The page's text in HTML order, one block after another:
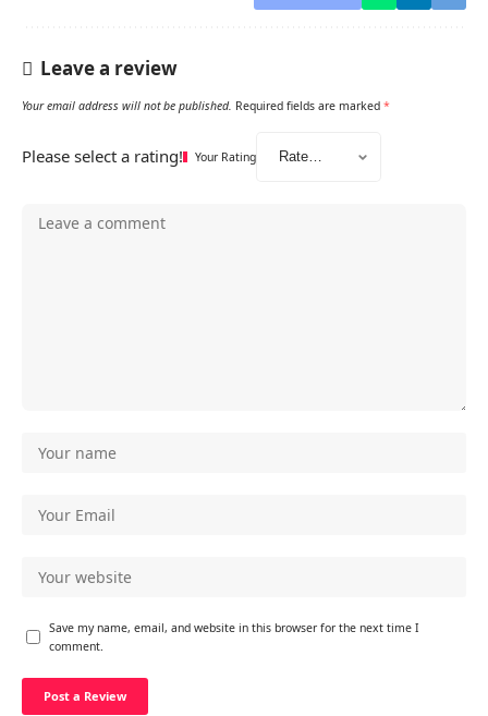
Leave a review
Your email address will not be published. Required fields are marked *
Please select a rating! Your Rating
Save my name, email, and website in this browser for the next time I
comment.